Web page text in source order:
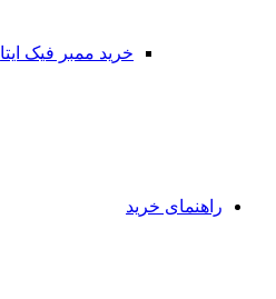
خرید ممبر فیک ایتا
راهنمای خرید